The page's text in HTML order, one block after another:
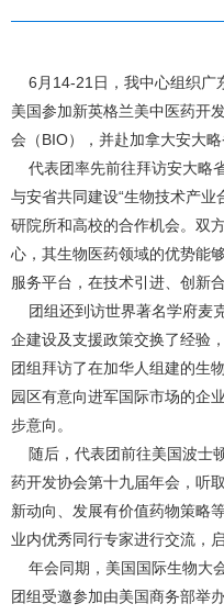
6月14-21日，我中心组织广
美国参加新英格兰美中医药开
会（BIO），并赴加拿大安大
代表团率先前往拜访安大略
与安省共同建设“生物技术产
研院所和高校的合作机会。双
心，其生物医药领域的优势能
服务平台，在技术引进、创新
团组还到访世界著名学府麦
企建设及支援政策交换了经验
团组拜访了在加华人组建的生
园区有意向进军国际市场的企
步意向。
随后，代表团前往美国波士
药开发协会第十九届年会，听
新动向、发展有价值药物策略
业内优秀同行专家进行交流，
年会同期，美国国际生物大
团组受邀参加由美国商务部举